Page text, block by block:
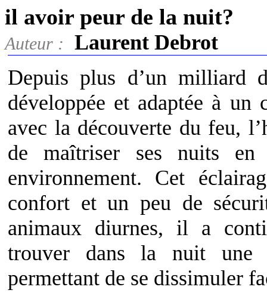
il avoir peur de la nuit?
Auteur :
Laurent Debrot
Depuis plus d’un milliard
développée et adaptée à
avec la découverte du feu,
de maîtriser ses nuits en
environnement. Cet
confort et un peu de
animaux diurnes, il a
trouver dans la nuit une
permettant de se dissimuler